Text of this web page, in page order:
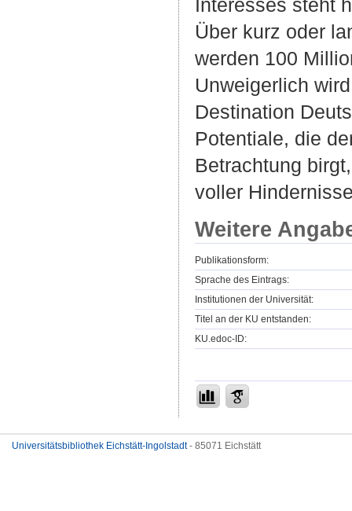
Interesses steht
Über kurz oder
werden 100
Unweigerlich
Destination
Potentiale, die
Betrachtung
voller
Weitere
Publikationsform:
Sprache des Eintrags:
Institutionen der Universität:
Titel an der KU entstanden:
KU.edoc-ID:
Universitätsbibliothek Eichstätt-Ingolstadt- 85071 Eichstätt